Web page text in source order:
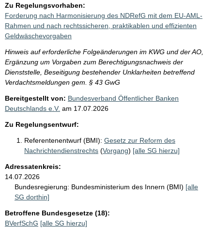
Zu Regelungsvorhaben:
Forderung nach Harmonisierung des NDRefG mit dem EU-AML-
Rahmen und nach rechtssicheren, praktikablen und effizienten
Geldwäschevorgaben
Hinweis auf erforderliche Folgeänderungen im KWG und der AO,
Ergänzung um Vorgaben zum Berechtigungsnachweis der
Dienststelle, Beseitigung bestehender Unklarheiten betreffend
Verdachtsmeldungen gem. § 43 GwG
Bereitgestellt von: Bundesverband Öffentlicher Banken
Deutschlands e.V. am 17.07.2026
Zu Regelungsentwurf:
Referentenentwurf (BMI): Gesetz zur Reform des
Nachrichtendienstrechts (Vorgang) [alle SG hierzu]
Adressatenkreis:
14.07.2026
Bundesregierung: Bundesministerium des Innern (BMI) [alle
SG dorthin]
Betroffene Bundesgesetze (18):
BVerfSchG [alle SG hierzu]